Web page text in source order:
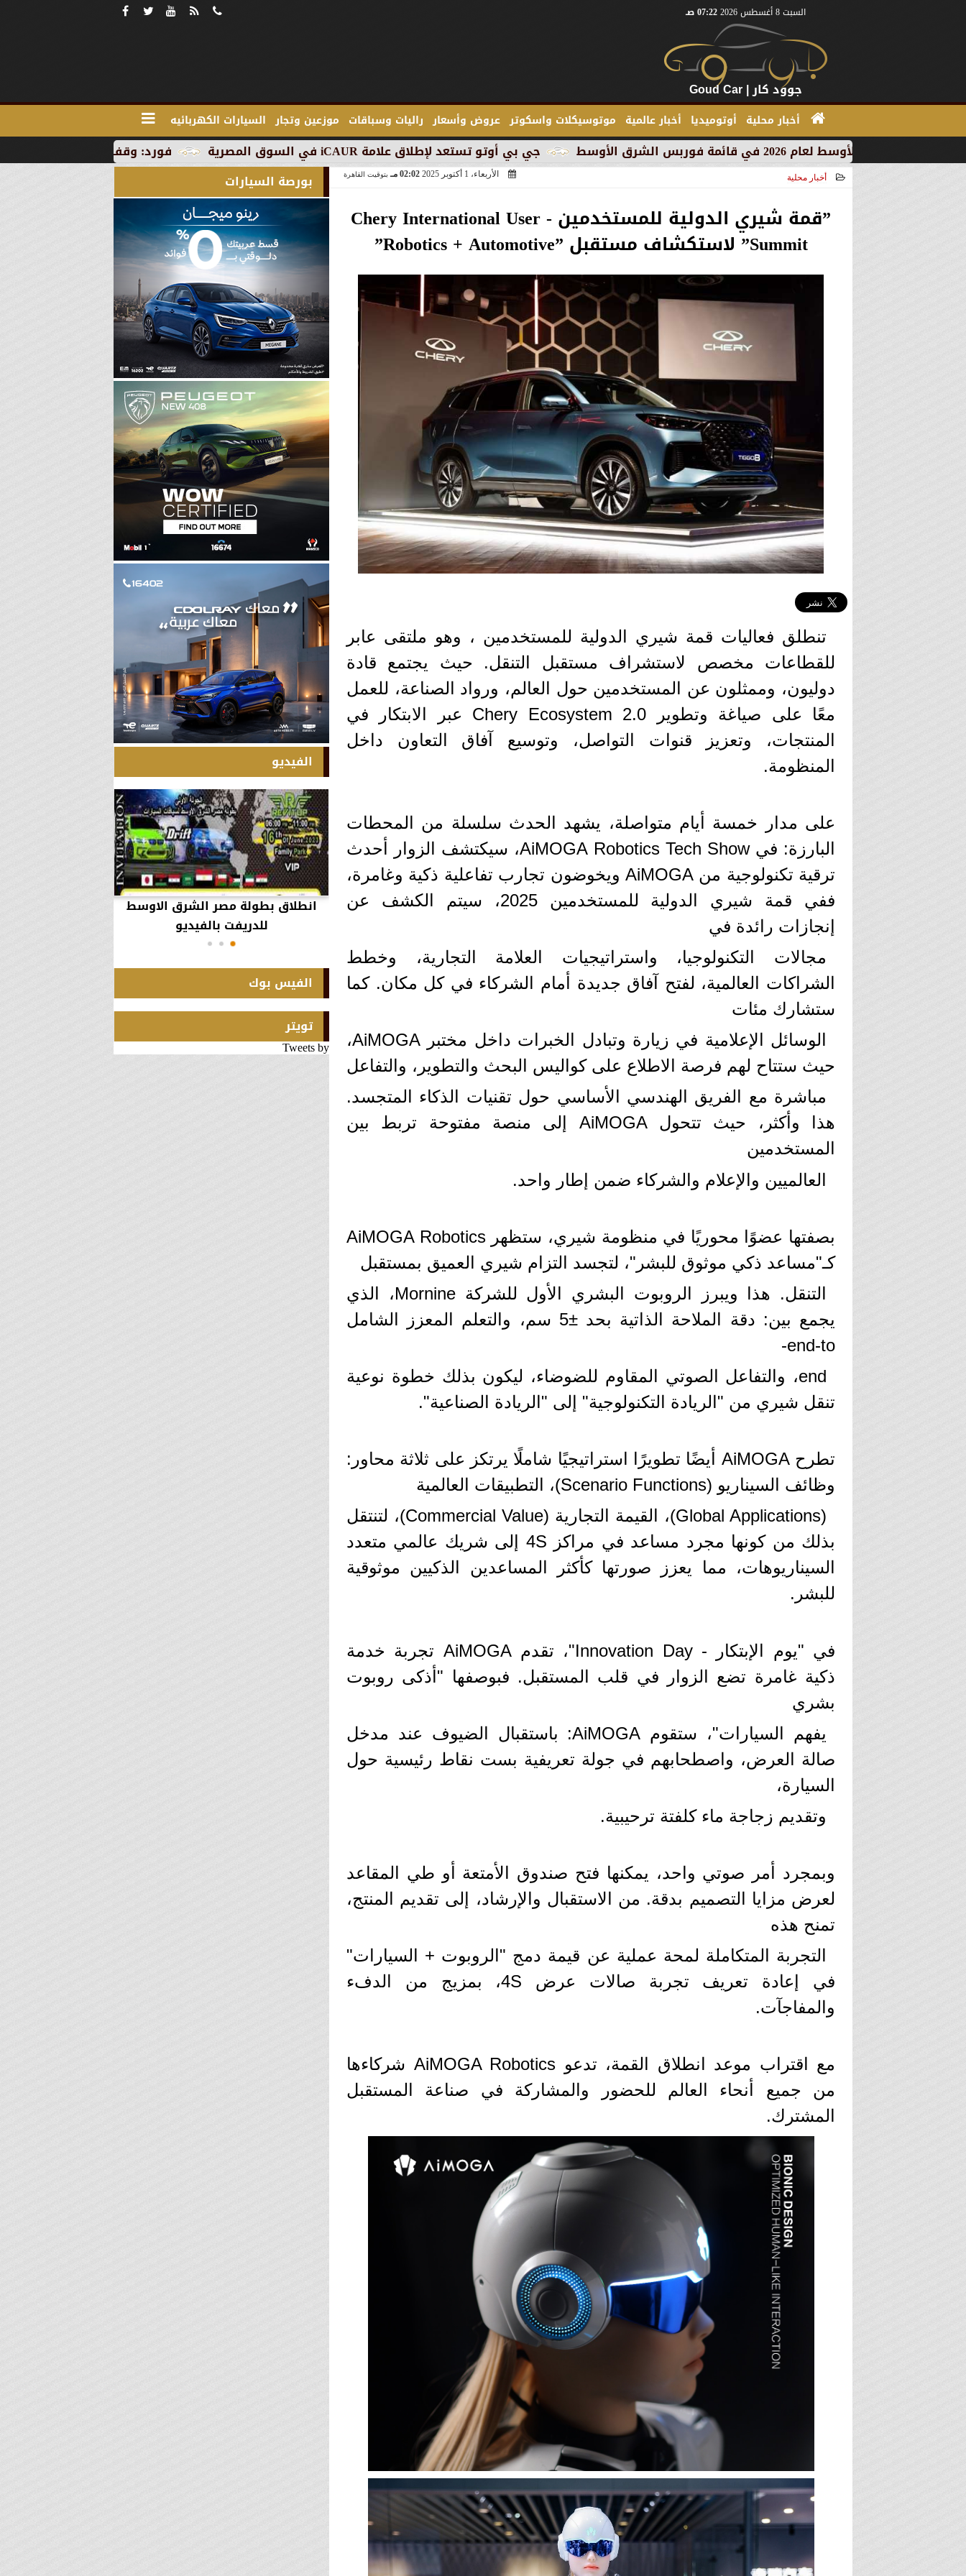
السبت 8 أغسطس 2026 07:22 صـ
جوود كار | Goud Car
أخبار محلية أوتوميديا أخبار عالمية موتوسيكلات واسكوتر عروض وأسعار راليات وسباقات موزعين وتجار السيارات الكهربائيه
فورد: وقف الإنتاج في رومانيا بسبب العطلة جي بي أوتو تستعد لإطلاق علامة iCAUR في السوق المصرية
أخبار محلية الأربعاء، 1 أكتوبر 2025 02:02 مـ بتوقيت القاهرة
”قمة شيري الدولية للمستخدمين - Chery International User
Summit” لاستكشاف مستقبل ”Robotics + Automotive”
تنطلق فعاليات قمة شيري الدولية للمستخدمين ، وهو ملتقى عابر
للقطاعات مخصص لاستشراف مستقبل التنقل. حيث يجتمع قادة
دوليون، وممثلون عن المستخدمين حول العالم، ورواد الصناعة، للعمل
معًا على صياغة وتطوير Chery Ecosystem 2.0 عبر الابتكار في
المنتجات، وتعزيز قنوات التواصل، وتوسيع آفاق التعاون داخل
المنظومة.
على مدار خمسة أيام متواصلة، يشهد الحدث سلسلة من المحطات
البارزة: في AiMOGA Robotics Tech Show، سيكتشف الزوار أحدث
ترقية تكنولوجية من AiMOGA ويخوضون تجارب تفاعلية ذكية وغامرة،
ففي قمة شيري الدولية للمستخدمين 2025، سيتم الكشف عن
إنجازات رائدة في
مجالات التكنولوجيا، واستراتيجيات العلامة التجارية، وخطط
الشراكات العالمية، لفتح آفاق جديدة أمام الشركاء في كل مكان. كما
ستشارك مئات
الوسائل الإعلامية في زيارة وتبادل الخبرات داخل مختبر AiMOGA،
حيث ستتاح لهم فرصة الاطلاع على كواليس البحث والتطوير، والتفاعل
مباشرة مع الفريق الهندسي الأساسي حول تقنيات الذكاء المتجسد.
هذا وأكثر، حيث تتحول AiMOGA إلى منصة مفتوحة تربط بين
المستخدمين
العالميين والإعلام والشركاء ضمن إطار واحد.
بصفتها عضوًا محوريًا في منظومة شيري، ستظهر AiMOGA Robotics
كـ"مساعد ذكي موثوق للبشر"، لتجسد التزام شيري العميق بمستقبل
التنقل. هذا ويبرز الروبوت البشري الأول للشركة Mornine، الذي
يجمع بين: دقة الملاحة الذاتية بحد ±5 سم، والتعلم المعزز الشامل
end-to-
end، والتفاعل الصوتي المقاوم للضوضاء، ليكون بذلك خطوة نوعية
تنقل شيري من "الريادة التكنولوجية" إلى "الريادة الصناعية".
تطرح AiMOGA أيضًا تطويرًا استراتيجيًا شاملًا يرتكز على ثلاثة محاور:
وظائف السيناريو (Scenario Functions)، التطبيقات العالمية
(Global Applications)، القيمة التجارية (Commercial Value)، لتنتقل
بذلك من كونها مجرد مساعد في مراكز 4S إلى شريك عالمي متعدد
السيناريوهات، مما يعزز صورتها كأكثر المساعدين الذكيين موثوقية
للبشر.
في "يوم الإبتكار - Innovation Day"، تقدم AiMOGA تجربة خدمة
ذكية غامرة تضع الزوار في قلب المستقبل. فبوصفها "أذكى روبوت
بشري
يفهم السيارات"، ستقوم AiMOGA: باستقبال الضيوف عند مدخل
صالة العرض، واصطحابهم في جولة تعريفية بست نقاط رئيسية حول
السيارة،
وتقديم زجاجة ماء كلفتة ترحيبية.
وبمجرد أمر صوتي واحد، يمكنها فتح صندوق الأمتعة أو طي المقاعد
لعرض مزايا التصميم بدقة. من الاستقبال والإرشاد، إلى تقديم المنتج،
تمنح هذه
التجربة المتكاملة لمحة عملية عن قيمة دمج "الروبوت + السيارات"
في إعادة تعريف تجربة صالات عرض 4S، بمزيج من الدفء
والمفاجآت.
مع اقتراب موعد انطلاق القمة، تدعو AiMOGA Robotics شركاءها
من جميع أنحاء العالم للحضور والمشاركة في صناعة المستقبل
المشترك.
بورصة السيارات
الفيديو
في واقعة غريبة، تعطلت سيارة ملك
انطلاق بطولة مصر الشرق الاوسط
للدريفت بالفيديو
الفيس بوك
تويتر
Tweets by